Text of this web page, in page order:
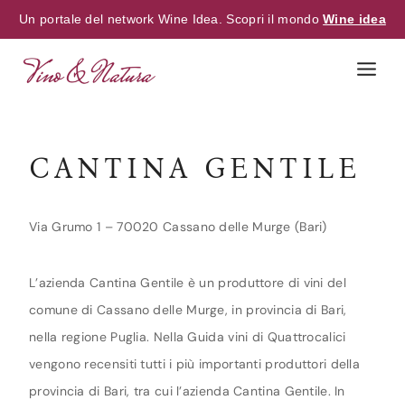
Un portale del network Wine Idea. Scopri il mondoWine idea
CANTINA GENTILE
Via Grumo 1 – 70020 Cassano delle Murge (Bari)
L’azienda Cantina Gentile è un produttore di vini del
comune di Cassano delle Murge, in provincia di Bari,
nella regione Puglia. Nella Guida vini di Quattrocalici
vengono recensiti tutti i più importanti produttori della
provincia di Bari, tra cui l’azienda Cantina Gentile. In